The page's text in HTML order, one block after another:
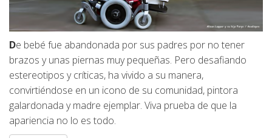
De bebé fue abandonada por sus padres por no tener
brazos y unas piernas muy pequeñas. Pero desafiando
estereotipos y críticas, ha vivido a su manera,
convirtiéndose en un icono de su comunidad, pintora
galardonada y madre ejemplar. Viva prueba de que la
apariencia no lo es todo.